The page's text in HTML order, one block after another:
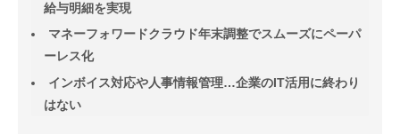
給与明細を実現
マネーフォワードクラウド年末調整でスムーズにペーパ
ーレス化
インボイス対応や人事情報管理…企業のIT活用に終わり
はない